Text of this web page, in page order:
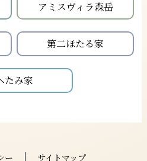
アミスヴィラ森岳
第二ほたる家
たみ家
ー サイトマップ